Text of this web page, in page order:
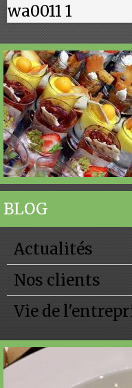
BLOG
Actualités
Nos clients
Vie de